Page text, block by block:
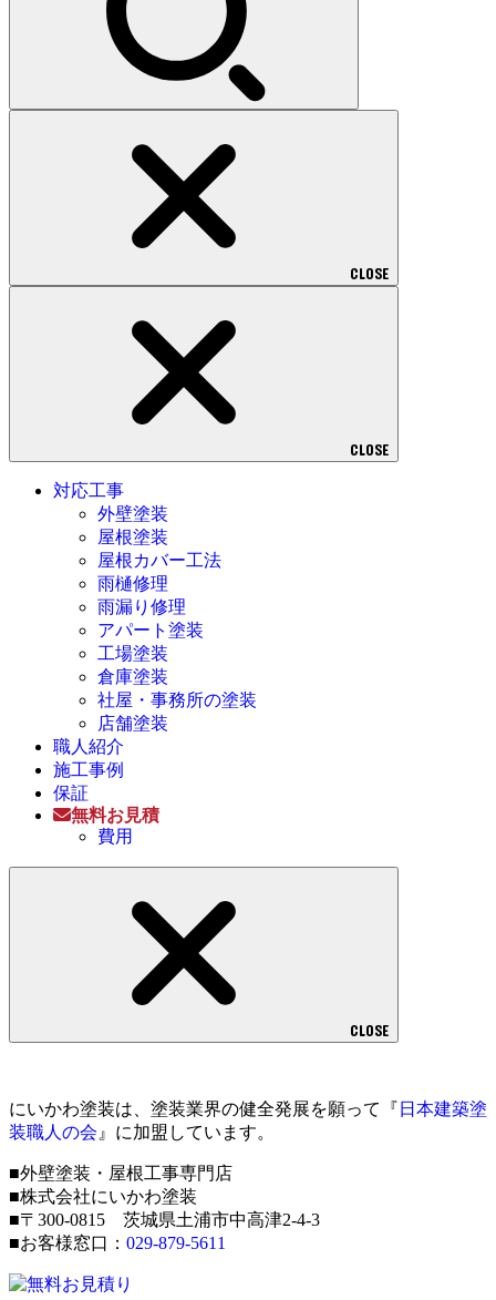
CLOSE
CLOSE
対応工事
外壁塗装
屋根塗装
屋根カバー工法
雨樋修理
雨漏り修理
アパート塗装
工場塗装
倉庫塗装
社屋・事務所の塗装
店舗塗装
職人紹介
施工事例
保証
無料お見積
費用
CLOSE
にいかわ塗装は、塗装業界の健全発展を願って『 日本建築塗
装職人の会 』に加盟しています。
■外壁塗装・屋根工事専門店
■株式会社にいかわ塗装
■〒300-0815 茨城県土浦市中高津2-4-3
■お客様窓口： 029-879-5611